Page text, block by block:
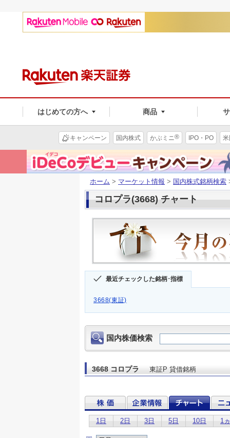
はじめての方へ 商品
キャンペーン 国内株式 かぶミニ® IPO・PO
ホーム > マーケット情報 > 国内株式銘柄検索
コロプラ(3668) チャート
最近チェックした銘柄･指標
3668(東証)